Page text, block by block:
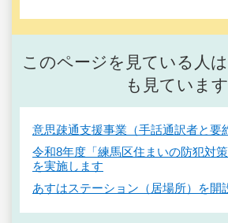
このページを見ている人
も見ています
意思疎通支援事業（手話通訳者と要
令和8年度「練馬区住まいの防犯対策
を実施します
あすはステーション（居場所）を開